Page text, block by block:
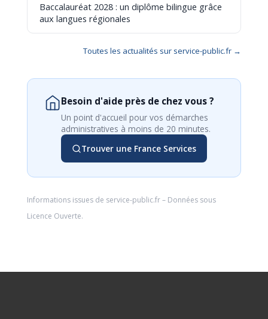
Baccalauréat 2028 : un diplôme bilingue grâce
aux langues régionales
Toutes les actualités sur service-public.fr →
Besoin d'aide près de chez vous ?
Un point d'accueil pour vos démarches
administratives à moins de 20 minutes.
Trouver une France Services
Informations issues de service-public.fr– Données sous
Licence Ouverte.